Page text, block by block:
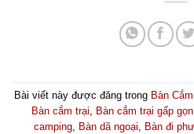
Bài viết này được đăng trong Bàn
Bàn cắm trại, Bàn cắm trại gấp gọn
camping, Bàn dã ngoại, Bàn đi